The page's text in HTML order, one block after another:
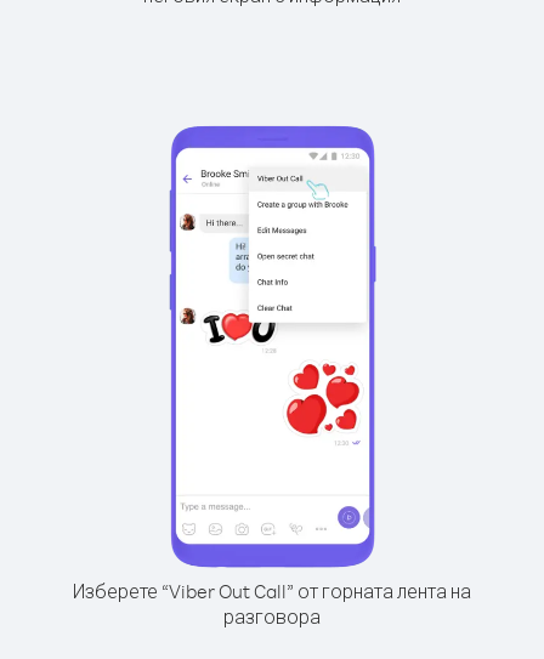
Изберете “Viber Out Call” от горната лента на
разговора